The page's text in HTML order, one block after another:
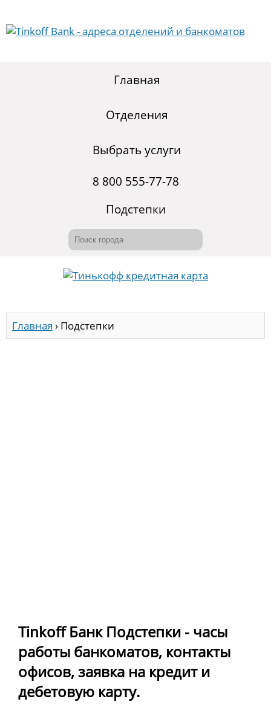
Главная
Отделения
Выбрать услуги
8 800 555-77-78
Подстепки
Главная › Подстепки
Tinkoff Банк Подстепки - часы
работы банкоматов, контакты
офисов, заявка на кредит и
дебетовую карту.